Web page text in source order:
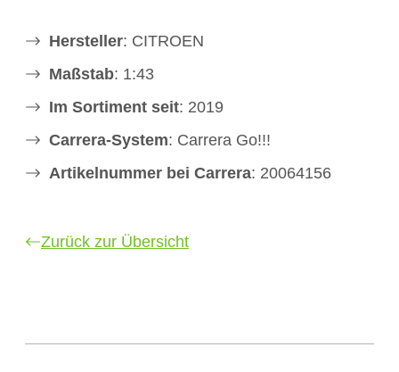
Hersteller: CITROEN
Maßstab: 1:43
Im Sortiment seit: 2019
Carrera-System: Carrera Go!!!
Artikelnummer bei Carrera: 20064156
Zurück zur Übersicht